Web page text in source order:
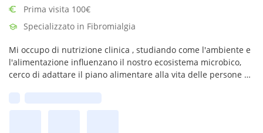
Prima visita 100€
Specializzato in Fibromialgia
Mi occupo di nutrizione clinica , studiando come l'ambiente e
l'alimentazione influenzano il nostro ecosistema microbico,
cerco di adattare il piano alimentare alla vita delle persone e